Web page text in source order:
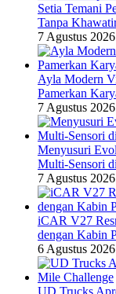
Setia Temani
Tanpa
7 Agustus 2026
Ayla Modern
Pamerkan
7 Agustus 2026
Menyusuri
Multi-Sensori
7 Agustus 2026
iCAR V27
dengan Kabin
6 Agustus 2026
UD Trucks